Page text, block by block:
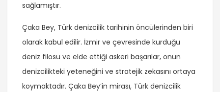
sağlamıştır.
Çaka Bey, Türk denizcilik tarihinin öncülerinden biri
olarak kabul edilir. İzmir ve çevresinde kurduğu
deniz filosu ve elde ettiği askeri başarılar, onun
denizcilikteki yeteneğini ve stratejik zekasını ortaya
koymaktadır. Çaka Bey’in mirası, Türk denizcilik